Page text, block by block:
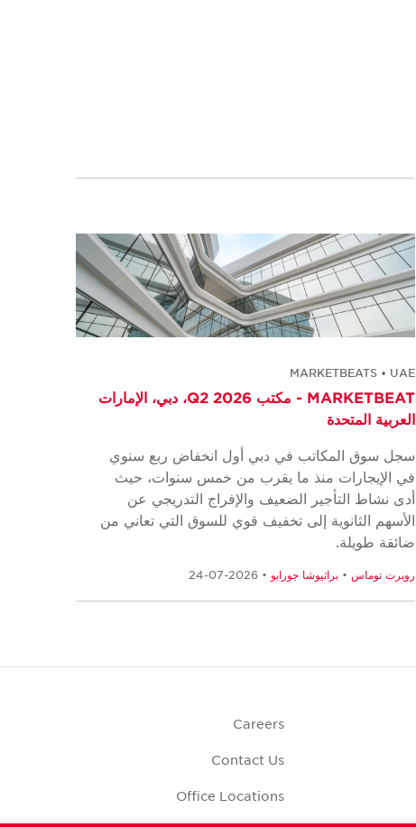
MARKETBEATS • UAE
MARKETBEAT - مكتب Q2 2026، دبي، الإمارات
العربية المتحدة
سجل سوق المكاتب في دبي أول انخفاض ربع سنوي
في الإيجارات منذ ما يقرب من خمس سنوات، حيث
أدى نشاط التأجير الضعيف والإفراج التدريجي عن
الأسهم الثانوية إلى تخفيف قوي للسوق التي تعاني من
ضائقة طويلة.
روبرت توماس • براثيوشا جورابو • 2026-07-24
Careers
Contact Us
Office Locations